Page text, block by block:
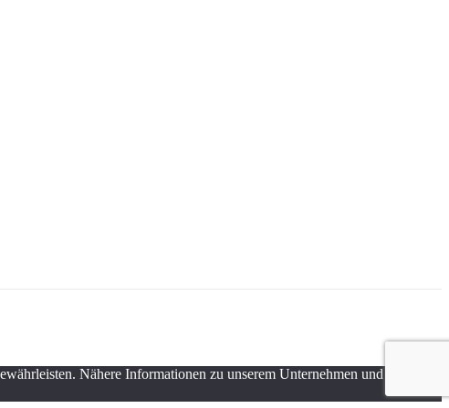
Nähere Informationen zu unserem Unternehmen und zum